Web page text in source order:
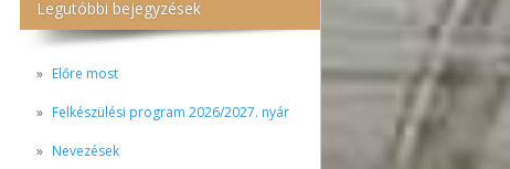
Legutóbbi bejegyzések
Előre most
Felkészülési program 2026/2027. nyár
Nevezések